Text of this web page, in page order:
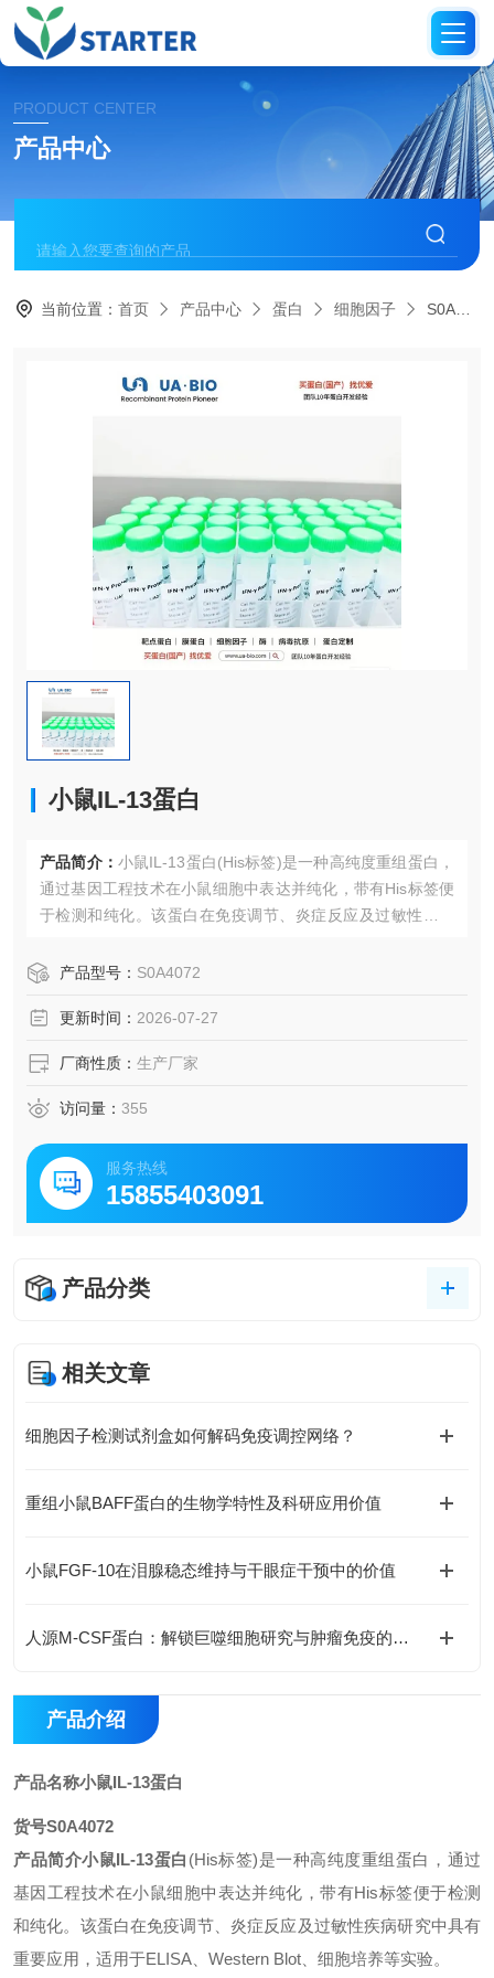
PRODUCT CENTER
产品中心
当前位置：首页 产品中心 蛋白 细胞因子 S0A4072小鼠IL-13蛋白
小鼠IL-13蛋白
产品简介： 小鼠IL-13蛋白(His标签)是一种高纯度重组蛋白，
通过基因工程技术在小鼠细胞中表达并纯化，带有His标签便
于检测和纯化。该蛋白在免疫调节、炎症反应及过敏性疾病
养等实验
产品型号： S0A4072
更新时间： 2026-07-27
厂商性质： 生产厂家
访问量： 355
服务热线
15855403091
产品分类
相关文章
细胞因子检测试剂盒如何解码免疫调控网络？
重组小鼠BAFF蛋白的生物学特性及科研应用价值
小鼠FGF-10在泪腺稳态维持与干眼症干预中的价值
人源M-CSF蛋白：解锁巨噬细胞研究与肿瘤免疫的科研密钥
产品介绍
产品名称小鼠IL-13蛋白
货号S0A4072
产品简介小鼠IL-13蛋白 (His标签)是一种高纯度重组蛋白，通过
基因工程技术在小鼠细胞中表达并纯化，带有His标签便于检测
和纯化。该蛋白在免疫调节、炎症反应及过敏性疾病研究中具有
重要应用，适用于ELISA、Western Blot、细胞培养等实验。